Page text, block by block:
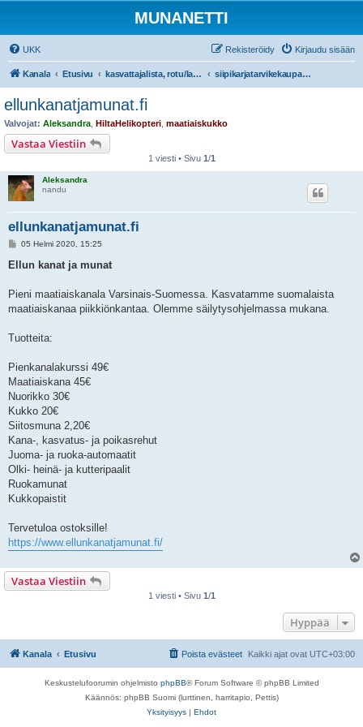
MUNANETTI
UKK Kirjaudu sisään
Rekisteröidy
Kanala Etusivu kasvattajalista, rotu/lajiesittelyt, siipikarjatarvikekaupat siipikarjatarvikekaupat (Munanetin yhteistyökumppanit)
ellunkanatjamunat.fi
Valvojat: Aleksandra HiltaHelikopteri maatiaiskukko
Vastaa Viestiin
1 viesti • Sivu 1/1
Aleksandra
nandu
ellunkanatjamunat.fi
V
e
i
05 Helmi 2020, 15:25
Ellun kanat ja munat
Pieni maatiaiskanala Varsinais-Suomessa. Kasvatamme suomalaista
maatiaiskanaa piikkiönkantaa. Olemme säilytysohjelmassa mukana.
Tuotteita:
Pienkanalakurssi 49€
Maatiaiskana 45€
Nuorikko 30€
Kukko 20€
Siitosmuna 2,20€
Kana-, kasvatus- ja poikasrehut
Juoma- ja ruoka-automaatit
Olki- heinä- ja kutteripaalit
Ruokamunat
Kukkopaistit
Tervetuloa ostoksille!
https://www.ellunkanatjamunat.fi/
Vastaa Viestiin
1 viesti • Sivu 1/1
Hyppää
Kanala Etusivu Kaikki ajat ovat UTC+03:00
Poista evästeet
Keskustelufoorumin ohjelmisto phpBB® Forum Software © phpBB Limited
Käännös: phpBB Suomi (lurttinen, harritapio, Pettis)
Yksityisyys | Ehdot